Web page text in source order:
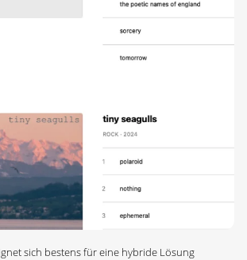
sich bestens für eine hybride Lösung